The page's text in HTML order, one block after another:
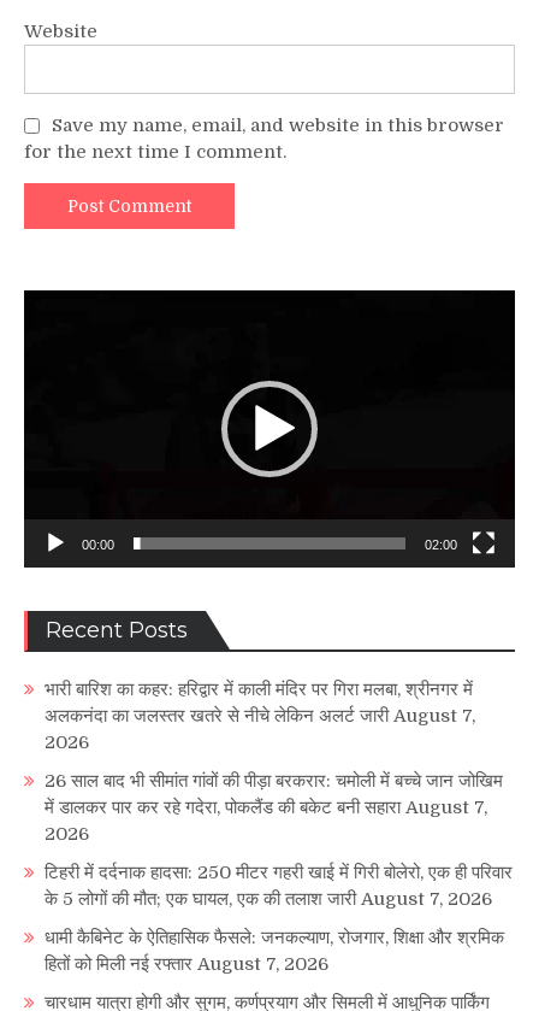
Website
Save my name, email, and website in this browser
for the next time I comment.
00:00 02:00
Recent Posts
भारी बारिश का कहर: हरिद्वार में काली मंदिर पर गिरा मलबा, श्रीनगर में
अलकनंदा का जलस्तर खतरे से नीचे लेकिन अलर्ट जारी August 7,
2026
26 साल बाद भी सीमांत गांवों की पीड़ा बरकरार: चमोली में बच्चे जान जोखिम
में डालकर पार कर रहे गदेरा, पोकलैंड की बकेट बनी सहारा August 7,
2026
टिहरी में दर्दनाक हादसा: 250 मीटर गहरी खाई में गिरी बोलेरो, एक ही परिवार
के 5 लोगों की मौत; एक घायल, एक की तलाश जारी August 7, 2026
धामी कैबिनेट के ऐतिहासिक फैसले: जनकल्याण, रोजगार, शिक्षा और श्रमिक
हितों को मिली नई रफ्तार August 7, 2026
चारधाम यात्रा होगी और सुगम, कर्णप्रयाग और सिमली में आधुनिक पार्किंग